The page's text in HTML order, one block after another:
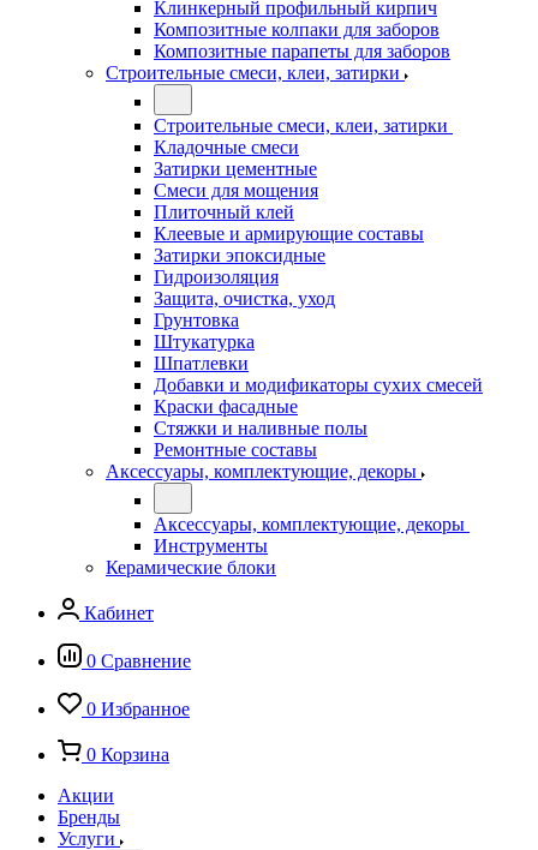
Клинкерный профильный кирпич
Композитные колпаки для заборов
Композитные парапеты для заборов
Строительные смеси, клеи, затирки
Строительные смеси, клеи, затирки
Кладочные смеси
Затирки цементные
Смеси для мощения
Плиточный клей
Клеевые и армирующие составы
Затирки эпоксидные
Гидроизоляция
Защита, очистка, уход
Грунтовка
Штукатурка
Шпатлевки
Добавки и модификаторы сухих смесей
Краски фасадные
Стяжки и наливные полы
Ремонтные составы
Аксессуары, комплектующие, декоры
Аксессуары, комплектующие, декоры
Инструменты
Керамические блоки
Кабинет
0 Сравнение
0 Избранное
0 Корзина
Акции
Бренды
Услуги